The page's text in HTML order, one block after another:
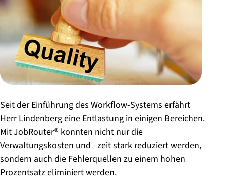
Seit der Einführung des Workflow-Systems erfährt
Herr Lindenberg eine Entlastung in einigen Bereichen.
Mit JobRouter® konnten nicht nur die
Verwaltungskosten und –zeit stark reduziert werden,
sondern auch die Fehlerquellen zu einem hohen
Prozentsatz eliminiert werden.